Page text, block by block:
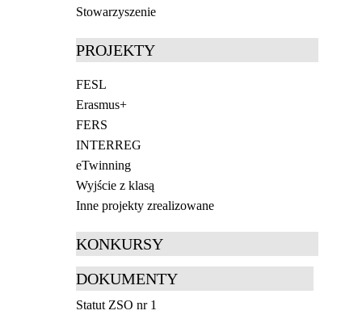
Stowarzyszenie
PROJEKTY
FESL
Erasmus+
FERS
INTERREG
eTwinning
Wyjście z klasą
Inne projekty zrealizowane
KONKURSY
DOKUMENTY
Statut ZSO nr 1